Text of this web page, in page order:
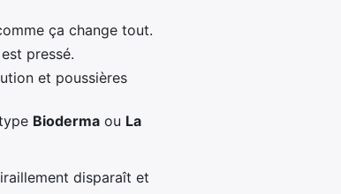
ça change tout.
pressé.
et poussières
Bioderma ou La
disparaît et